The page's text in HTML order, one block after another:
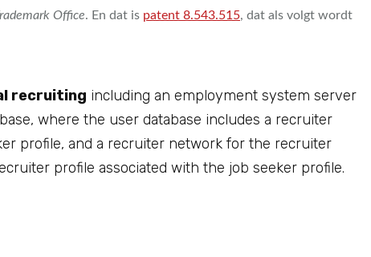
Office. En dat is patent 8.543.515, dat als volgt wordt
recruiting including an employment system server
where the user database includes a recruiter
profile, and a recruiter network for the recruiter
profile associated with the job seeker profile.